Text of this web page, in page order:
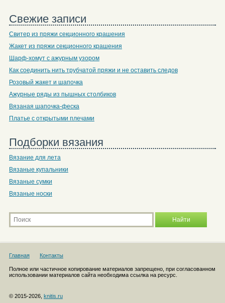
Свежие записи
Свитер из пряжи секционного крашения
Жакет из пряжи секционного крашения
Шарф-хомут с ажурным узором
Как соединить нить трубчатой пряжи и не оставить следов
Розовый жакет и шапочка
Ажурные ряды из пышных столбиков
Вязаная шапочка-феска
Платье с открытыми плечами
Подборки вязания
Вязание для лета
Вязаные купальники
Вязаные сумки
Вязаные носки
Главная Контакты
Полное или частичное копирование материалов запрещено, при согласованном
использовании материалов сайта необходима ссылка на ресурс.
© 2015-2026, knitis.ru